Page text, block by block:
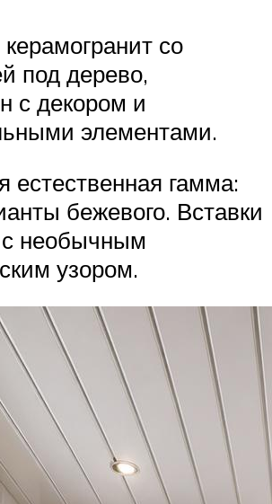
со
под дерево,
с декором и
элементами.
естественная гамма:
бежевого. Вставки
необычным
узором.